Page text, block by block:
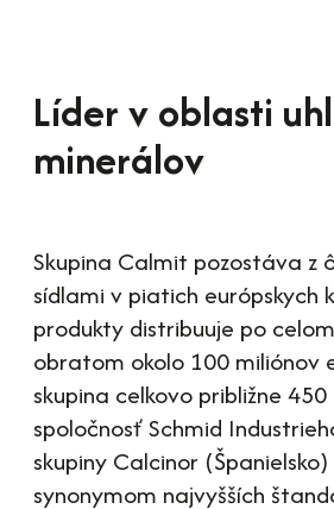
Líder v oblasti
minerálov
Skupina Calmit pozostáva z
sídlami v piatich európskych
produkty distribuuje po
obratom okolo 100 miliónov
skupina celkovo približne
spoločnosť Schmid
skupiny Calcinor
synonymom najvyšších